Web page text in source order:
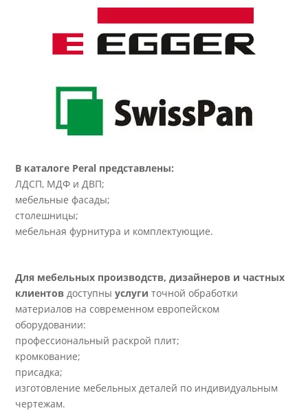
В каталоге Peral представлены:
ЛДСП, МДФ и ДВП;
мебельные фасады;
столешницы;
мебельная фурнитура и комплектующие.
Для мебельных производств, дизайнеров и частных
клиентов доступныуслуги точной обработки
материалов на современном европейском
оборудовании:
профессиональный раскрой плит;
кромкование;
присадка;
изготовление мебельных деталей по индивидуальным
чертежам.